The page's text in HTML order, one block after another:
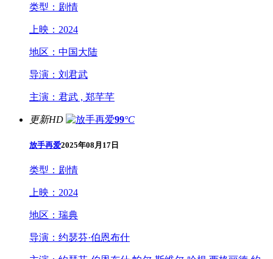
类型： 剧情
上映： 2024
地区： 中国大陆
导演： 刘君武
主演： 君武 , 郑芊芊
更新HD 99°C
放手再爱2025年08月17日
类型： 剧情
上映： 2024
地区： 瑞典
导演： 约瑟芬·伯恩布什